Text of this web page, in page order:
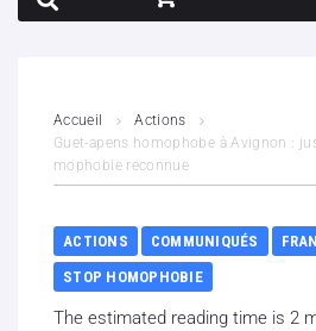
Contenus litigieux
Nous soutenir
Boutique
Accueil
Actions
Guet-apens homophobe à Avignon :
mophobie reconnue
ACTIONS COMMUNIQUÉS
STOP HOMOPHOBIE
The estimated reading time is 2